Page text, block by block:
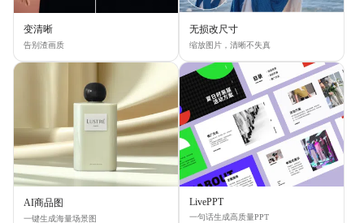
变清晰
告别渣画质
无损改尺寸
缩放图片，清晰不失真
AI商品图
一键生成海量场景图
LivePPT
一句话生成高质量PPT